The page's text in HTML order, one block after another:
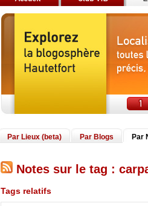
Par Lieux (beta) Par Blogs Par
Notes sur le tag :
Tags relatifs